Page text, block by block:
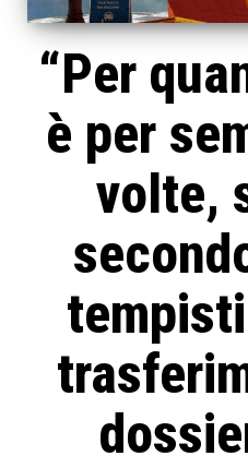
“Per
è per
volte,